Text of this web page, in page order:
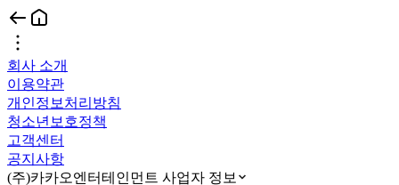
회사 소개
이용약관
개인정보처리방침
청소년보호정책
고객센터
공지사항
(주)카카오엔터테인먼트 사업자 정보